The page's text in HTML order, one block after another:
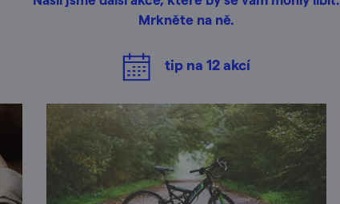
Mrkněte na ně.
tip na 12akcí